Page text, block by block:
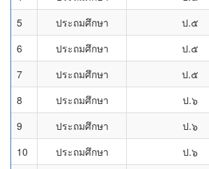
5
ประถมศึกษา ป.๕
6
ประถมศึกษา ป.๕
7
ประถมศึกษา ป.๕
8
ประถมศึกษา ป.๖
9
ประถมศึกษา ป.๖
10
ประถมศึกษา ป.๖